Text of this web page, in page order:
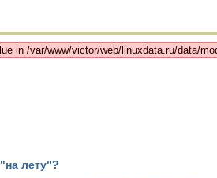
in /var/www/victor/web/linuxdata.ru/data/
лету"?